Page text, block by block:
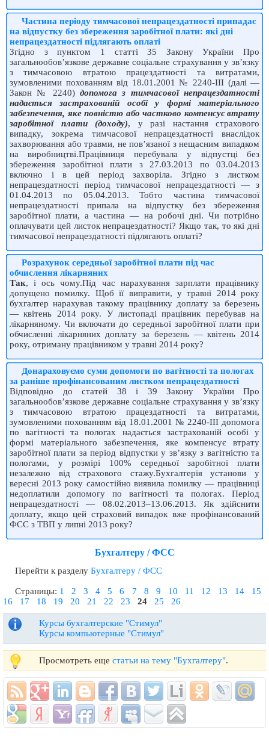
Частина періоду тимчасової непрацездатності припадає
на відпустку без збереження заробітної плати: які дні
непрацездатності підлягають оплаті
Згідно з пунктом 1 статті 35 Закону України Про
загальнообов’язкове державне соціальне страхування у зв’язку
з тимчасовою втратою працездатності та витратами,
зумовленими похованням від 18.01.2001 № 2240-ІІІ (далі —
Закон № 2240)допомога з тимчасової непрацездатності
надається застрахованій особі у формі матеріального
забезпечення, яке повністю або частково компенсує втрату
заробітної плати (доходу), у разі настання страхового
випадку, зокрема тимчасової непрацездатності внаслідок
захворювання або травми, не пов’язаної з нещасним випадком
на виробництві.Працівниця перебувала у відпустці без
збереження заробітної плати з 27.03.2013 по 03.04.2013
включно і в цей період захворіла. Згідно з листком
непрацездатності період тимчасової непрацездатності — з
01.04.2013 по 05.04.2013. Тобто частина тимчасової
непрацездатності припала на відпустку без збереження
заробітної плати, а частина — на робочі дні. Чи потрібно
оплачувати цей листок непрацездатності? Якщо так, то які дні
тимчасової непрацездатності підлягають оплаті?
Розрахунок середньої заробітної плати під час
обчислення лікарняних
Так, і ось чому.Під час нарахування зарплати працівнику
допущено помилку. Щоб її виправити, у травні 2014 року
бухгалтер нарахував такому працівнику доплату за березень
— квітень 2014 року. У листопаді працівник перебував на
лікарняному. Чи включати до середньої заробітної плати при
обчисленні лікарняних доплату за березень — квітень 2014
року, отриману працівником у травні 2014 року?
Донараховуємо суми допомоги по вагітності та пологах
за раніше профінансованим листком непрацездатності
Відповідно до статей 38 і 39 Закону України Про
загальнообов’язкове державне соціальне страхування у зв’язку
з тимчасовою втратою працездатності та витратами,
зумовленими похованням від 18.01.2001 № 2240-III допомога
по вагітності та пологах надається застрахованій особі у
формі матеріального забезпечення, яке компенсує втрату
заробітної плати за період відпустки у зв’язку з вагітністю та
пологами, у розмірі 100% середньої заробітної плати
незалежно від страхового стажу.Бухгалтерія установи у
вересні 2013 року самостійно виявила помилку — працівниці
недоплатили допомогу по вагітності та пологах. Період
непрацездатності — 08.02.2013–13.06.2013. Як здійснити
доплату, якщо цей страховий випадок вже профінансований
ФСС з ТВП у липні 2013 року?
Бухгалтеру / ФСС
Перейти к разделу Бухгалтеру / ФСС
Страницы: 1 2 3 4 5 6 7 8 9 10 11 12 13 14
15
16
17 18 19 20 21 22 23 24 25 26
Курсы бухгалтерские "Стимул"
Курсы компьютерные "Стимул"
Просмотреть еще статьи на тему "Бухгалтеру".